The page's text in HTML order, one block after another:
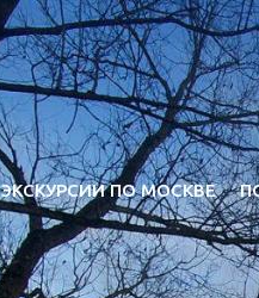
ЭКСКУРСИИ ПО МОСКВЕ